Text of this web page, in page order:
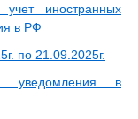
иностранных
в РФ
по 21.09.2025г.
уведомления в